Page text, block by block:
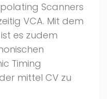
Scanners
VCA. Mit dem
es zudem
Timing
mittel CV zu